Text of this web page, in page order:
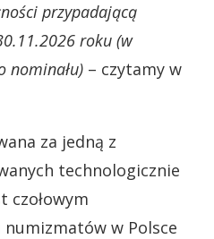
przypadającą
roku (w
nominału) – czytamy w
za jedną z
technologicznie
czołowym
w Polsce